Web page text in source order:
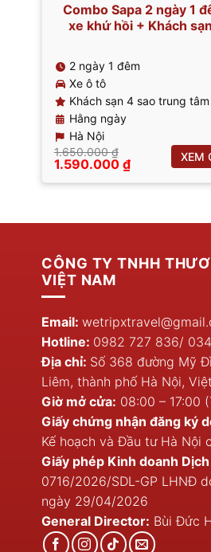
Combo Sapa 2 ngày 1
xe khứ hồi + Khách
2 ngày 1 đêm
Xe ô tô
Khách sạn 4 sao trung tâm
Hằng ngày
Hà Nội
1.650.000₫
Giá
là:
1.590.000 ₫Giá
hiện
tại
XEM
CÔNG TY TNHH
VIỆT NAM
Email:
Hotline: 0982 727 836/
Địa chỉ: Số 368 đường Mỹ
Liêm, thành phố Hà Nội,
Giờ mở cửa: 08:00 – 17:00
Giấy chứng nhận đăng ký
Kế hoạch và Đầu tư Hà Nội
Giấy phép Kinh doanh
0716/2026/SDL-GP LHNĐ
ngày 29/04/2026
General Director: Bùi Đức